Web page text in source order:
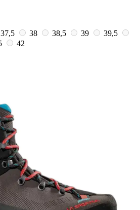
37,5 38 38,5 39
39,5
42